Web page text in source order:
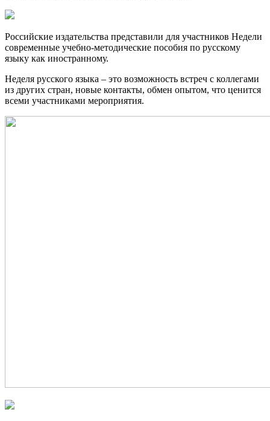
Российские издательства представили для участников Недели
современные учебно-методические пособия по русскому
языку как иностранному.
Неделя русского языка – это возможность встреч с коллегами
из других стран, новые контакты, обмен опытом, что ценится
всеми участниками мероприятия.